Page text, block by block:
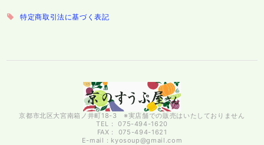
特定商取引法に基づく表記
京都市北区大宮南箱ノ井町18-3 ※実店舗での販売はいたしておりません
TEL： 075-494-1620
FAX： 075-494-1621
E-mail： kyosoup@gmail.com